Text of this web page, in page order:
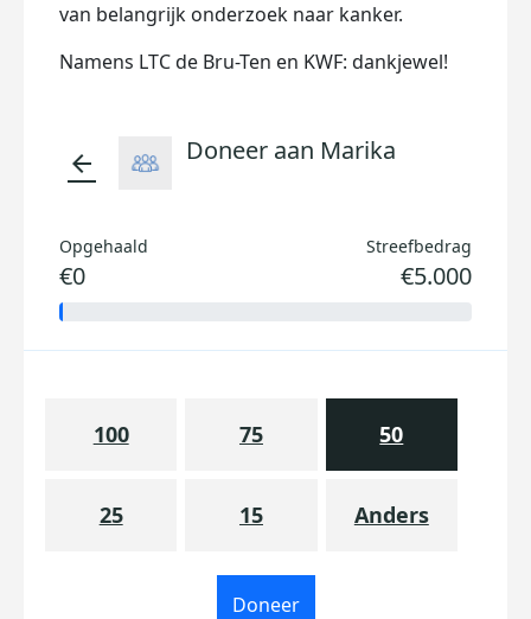
van belangrijk onderzoek naar kanker.
Namens LTC de Bru-Ten en KWF: dankjewel!
arrow_back Doneer aan Marika
Opgehaald
€0
Streefbedrag
€5.000
100 75 50
25 15 Anders
Doneer